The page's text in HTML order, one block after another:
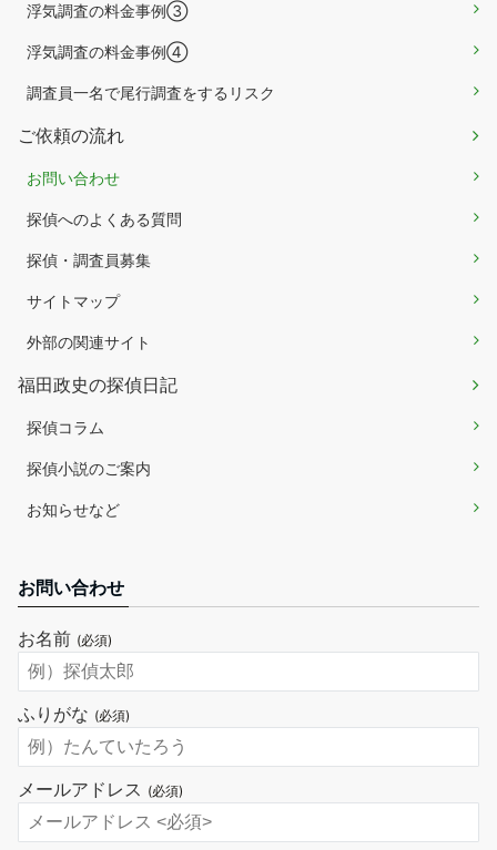
浮気調査の料金事例③
浮気調査の料金事例④
調査員一名で尾行調査をするリスク
ご依頼の流れ
お問い合わせ
探偵へのよくある質問
探偵・調査員募集
サイトマップ
外部の関連サイト
福田政史の探偵日記
探偵コラム
探偵小説のご案内
お知らせなど
お問い合わせ
お名前 (必須)
ふりがな (必須)
メールアドレス (必須)